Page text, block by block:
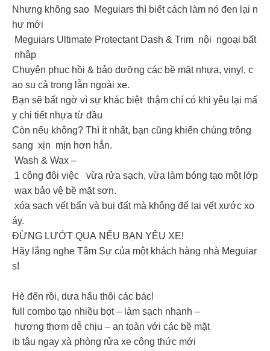
Nhưng không sao ️️️ Meguiars thì biết cách làm nó đen lại n
hư mới
Meguiars Ultimate Protectant Dash & Trim nội ngoại bất
nhập
Chuyên phục hồi & bảo dưỡng các bề mặt nhựa, vinyl, c
ao su cả trong lẫn ngoài xe.
Bạn sẽ bất ngờ vì sự khác biệt thậm chí có khi yêu lại mấ
y chi tiết nhựa từ đầu
Còn nếu không? Thì ít nhất, bạn cũng khiến chúng trông
sang xịn mịn hơn hẳn.
Wash & Wax –
1 công đôi việc vừa rửa sạch, vừa làm bóng tạo một lớp
wax bảo vệ bề mặt sơn.
xóa sạch vết bẩn và bụi đất mà không để lại vết xước xo
áy.
ĐỪNG LƯỚT QUA NẾU BẠN YÊU XE!
Hãy lắng nghe Tâm Sự của một khách hàng nhà Meguiar
s!
Hè đến rồi, dưa hấu thôi các bác!
full combo tạo nhiều bọt – làm sạch nhanh –
hương thơm dễ chịu – an toàn với các bề mặt
ib tậu ngay xà phòng rửa xe công thức mới